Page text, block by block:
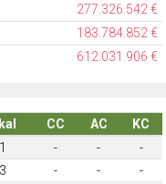
277.326.542 €
183.784.852 €
612.031.906 €
CC AC
KC
- -
-
- -
-